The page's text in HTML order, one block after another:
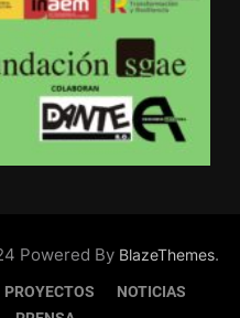
Powered By BlazeThemes.
PROYECTOS
NOTICIAS